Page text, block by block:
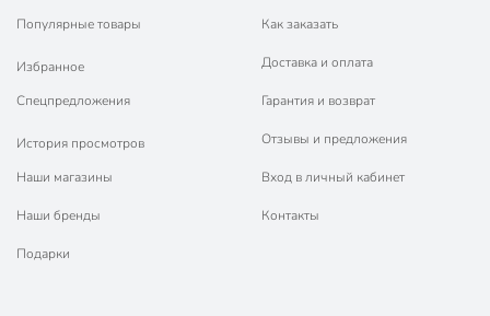
Популярные товары
Избранное
Спецпредложения
История просмотров
Наши магазины
Наши бренды
Подарки
Как заказать
Доставка и оплата
Гарантия и возврат
Отзывы и предложения
Вход в личный кабинет
Контакты